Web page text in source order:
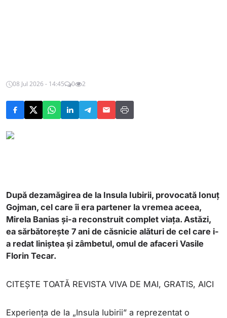
08 Jul 2026 - 14:45 0 2
După dezamăgirea de la Insula Iubirii, provocată Ionuț
Gojman, cel care îi era partener la vremea aceea,
Mirela Banias și-a reconstruit complet viața. Astăzi,
ea sărbătorește 7 ani de căsnicie alături de cel care i-
a redat liniștea și zâmbetul, omul de afaceri Vasile
Florin Tecar.
CITEȘTE TOATĂ REVISTA VIVA DE MAI, GRATIS, AICI
Experiența de la „Insula Iubirii” a reprezentat o